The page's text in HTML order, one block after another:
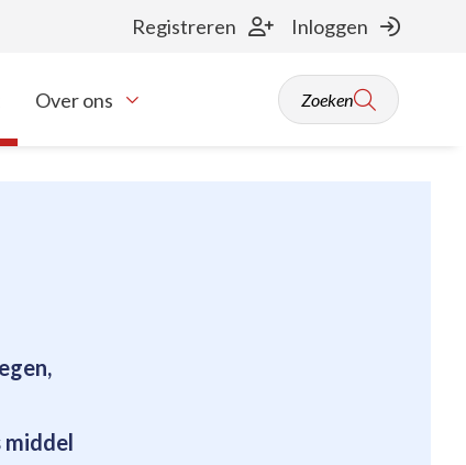
Registreren Inloggen
Over ons
Toon onderliggende navigatie items
Zoeken
middel